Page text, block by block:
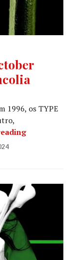
1996, os TYPE
TYPE O